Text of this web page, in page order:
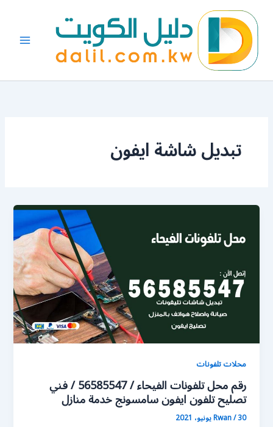
المحتوى
تبديل شاشة ايفون
محلات تلفونات
رقم محل تلفونات الفيحاء / 56585547 / فني
تصليح تلفون ايفون سامسونج خدمة منازل
Rwan/30 يونيو، 2021